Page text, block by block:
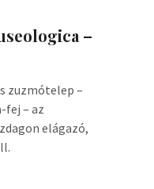
–
zuzmótelep –
fej – az
elágazó,